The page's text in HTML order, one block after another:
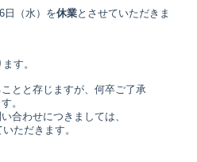
（水） を休業とさせていただきま
す。
とと存じますが、何卒ご了承
。
合わせにつきましては、
ただきます。